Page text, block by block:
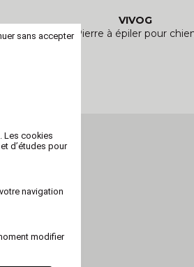
VIVOG
Pierre à épiler pour
sans accepter
Les cookies
d’études pour
navigation
modifier